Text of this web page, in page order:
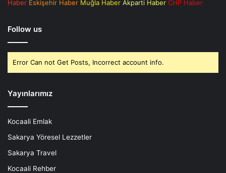
Haber Eskişehir Haber Muğla Haber Akparti Haber CHP Haber
Follow us
Error Can not Get Posts, Incorrect account info.
Yayınlarımız
Kocaali Emlak
Sakarya Yöresel Lezzetler
Sakarya Travel
Kocaali Rehber